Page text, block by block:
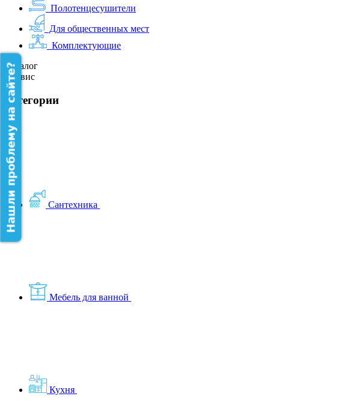
Полотенцесушители
Для общественных мест
Комплектующие
Каталог
Сервис
категории
Сантехника
Мебель для ванной
Кухня
Нашли проблему на сайте?